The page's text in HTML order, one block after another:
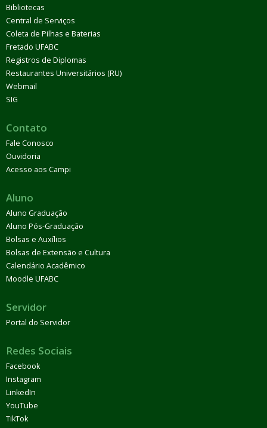
Bibliotecas
Central de Serviços
Coleta de Pilhas e Baterias
Fretado UFABC
Registros de Diplomas
Restaurantes Universitários (RU)
Webmail
SIG
Contato
Fale Conosco
Ouvidoria
Acesso aos Campi
Aluno
Aluno Graduação
Aluno Pós-Graduação
Bolsas e Auxílios
Bolsas de Extensão e Cultura
Calendário Acadêmico
Moodle UFABC
Servidor
Portal do Servidor
Redes Sociais
Facebook
Instagram
LinkedIn
YouTube
TikTok